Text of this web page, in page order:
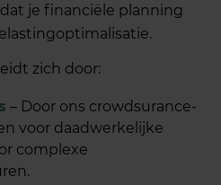
je financiële planning
zich door:
– Door ons crowdsurance-
voor daadwerkelijke
complexe